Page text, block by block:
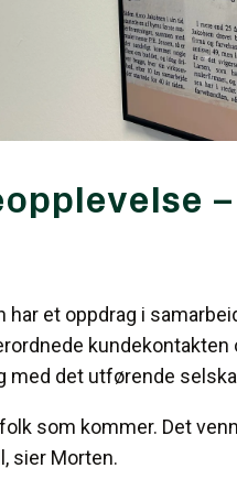
har et oppdrag i
med det utførende
som kommer. Det
sier Morten.